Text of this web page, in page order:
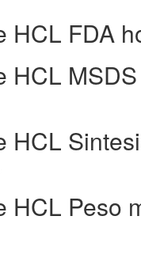
HCL FDA
HCL
HCL
HCL Peso